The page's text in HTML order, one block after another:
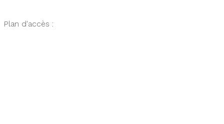
Plan d'accès :